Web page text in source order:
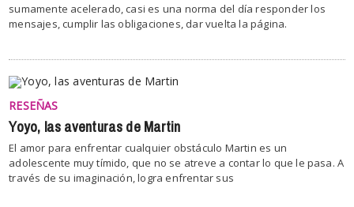
sumamente acelerado, casi es una norma del día responder los
mensajes, cumplir las obligaciones, dar vuelta la página.
RESEÑAS
Yoyo, las aventuras de Martin
El amor para enfrentar cualquier obstáculo Martin es un
adolescente muy tímido, que no se atreve a contar lo que le pasa. A
través de su imaginación, logra enfrentar sus